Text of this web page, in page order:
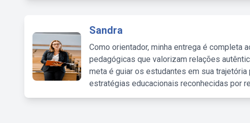
Sandra
Como orientador, minha entrega é completa
pedagógicas que valorizam relações
meta é guiar os estudantes em sua
estratégias educacionais reconhecidas por